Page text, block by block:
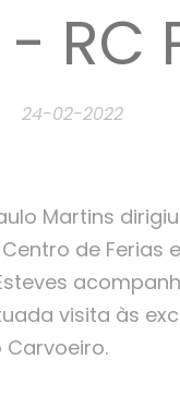
RC
24-02-2022
Martins
de Ferias
visita às